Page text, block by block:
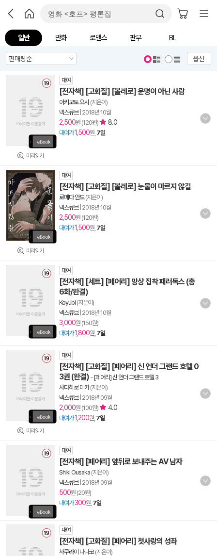
일반 만화 로맨스 판무 BL
옵션
미리읽기
대여
[전자책] [고화질] [볼레로] 운명이 아닌 사람
아키모토 요시 (지은이)
넥스큐브| 2018년 10월
2,500원 (120원) 8.0
대여가1,500원, 7일
미리읽기
대여
[전자책] [고화질] [볼레로] 눈물이 마르지 않길
로메다 안도(지은이)
넥스큐브| 2018년 10월
2,500원 (120원)
대여가1,500원, 7일
대여
[전자책] [세트] [페어리] 망상 집착 패러독스 (총
6화/완결)
Koyubi (지은이)
넥스큐브| 2018년 10월
3,000원 (150원)
대여가1,800원, 7일
미리읽기
대여
[전자책] [고화질] [페어리] 신 언더 그랜드 호텔 0
3권 (완결) - [페어리] 신 언더 그랜드 호텔 3
사다히로 미카(지은이)
넥스큐브| 2018년 09월
2,000원 (100원) 4.0
대여가1,200원, 7일
대여
[전자책] [페어리] 앞뒤로 보내주는 AV 남자
Shiki Ousaka (지은이)
넥스큐브| 2018년 09월
500원 (20원)
대여가300원, 7일
대여
[전자책] [고화질] [페어리] 첫사랑의 성좌
사쿠라이 나나코(지은이)